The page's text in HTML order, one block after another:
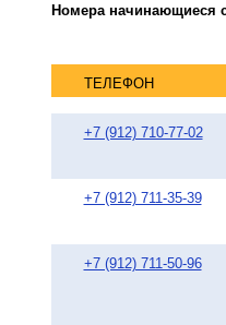
Номера начинающиеся
ТЕЛЕФОН
+7 (912) 710-77-02
+7 (912) 711-35-39
+7 (912) 711-50-96